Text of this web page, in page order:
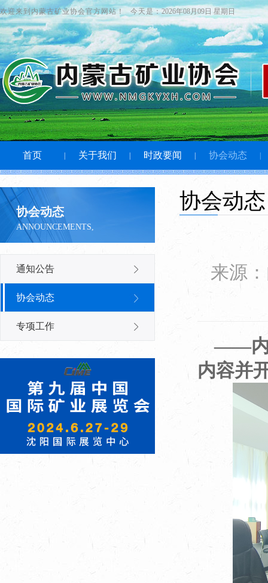
欢迎来到内蒙古矿业协会官方网站！ 今天是：2026年08月09日 星期日
首页 关于我们 时政要闻 协会动态
协会动态
ANNOUNCEMENTS,
通知公告
协会动态
专项工作
协会动态
来源
——内
内容并